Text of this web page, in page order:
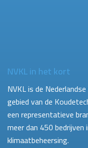
NVKL in het kort
NVKL is de
gebied van de
een representatieve
meer dan 450
klimaatbeheersing.